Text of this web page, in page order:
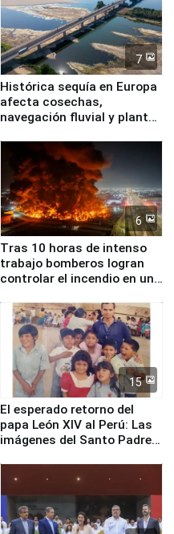
7
Histórica sequía en Europa
afecta cosechas,
navegación fluvial y plantas
6
Tras 10 horas de intenso
trabajo bomberos logran
controlar el incendio en una
de Chile
15
El esperado retorno del
papa León XIV al Perú: Las
imágenes del Santo Padre